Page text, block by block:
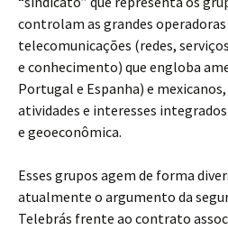
controlam as grandes operadoras
telecomunicações (redes,
e conhecimento) que engloba
Portugal e Espanha) e
atividades e interesses
e geoeconômica.
Esses grupos agem de forma
atualmente o argumento da
Telebrás frente ao contrato